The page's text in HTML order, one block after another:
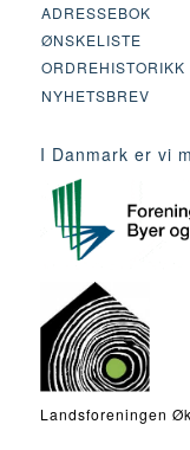
ADRESSEBOK
ØNSKELISTE
ORDREHISTORIKK
NYHETSBREV
I Danmark er vi
Landsforeningen